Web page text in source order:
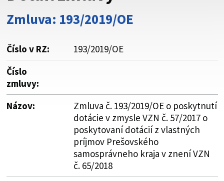
cez zabezpečenú webovú stránku. Zabezpečená stránka
vždy začína https:// pred názvom domény webového sídla.
Zmluva: 193/2019/OE
Číslo v RZ:
193/2019/OE
Číslo
zmluvy:
Názov:
Zmluva č. 193/2019/OE o poskytnutí
dotácie v zmysle VZN č. 57/2017 o
poskytovaní dotácií z vlastných
príjmov Prešovského
samosprávneho kraja v znení VZN
č. 65/2018